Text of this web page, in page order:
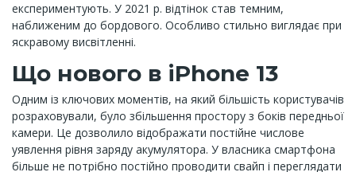
експериментують. У 2021 р. відтінок став темним,
наближеним до бордового. Особливо стильно виглядає при
яскравому висвітленні.
Що нового в iPhone 13
Одним із ключових моментів, на який більшість користувачів
розраховували, було збільшення простору з боків передньої
камери. Це дозволило відображати постійне числове
уявлення рівня заряду акумулятора. У власника смартфона
більше не потрібно постійно проводити свайп і переглядати